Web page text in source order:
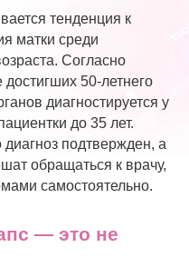
тенденция к
матки среди
Согласно
50-летнего
диагностируется у
до 35 лет.
диагноз подтвержден, а
обращаться к врачу,
самостоятельно.
— это не